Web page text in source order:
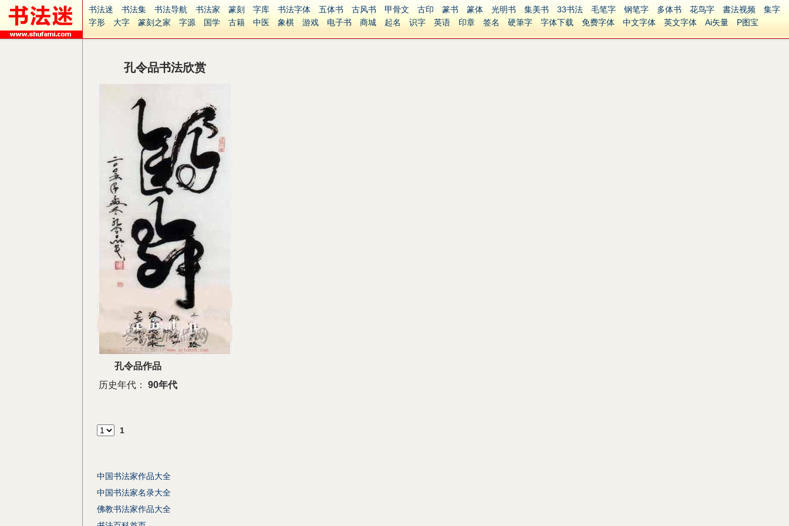
书法迷 书法集 书法导航 书法家 篆刻 字库 书法字体 五体书 古风书 甲骨文 古印 篆书 篆体 光明书 集美书 33书法 毛笔字 钢笔字 多体书 花鸟字 書法视频
集字
字形
大字 篆刻之家 字源 国学 古籍 中医 象棋 游戏 电子书 商城 起名 识字 英语 印章 签名 硬筆字 字体下载 免费字体 中文字体 英文字体 Ai矢量
P图宝
孔令品书法欣赏
孔令品作品
历史年代：
90年代
1
中国书法家作品大全
中国书法家名录大全
佛教书法家作品大全